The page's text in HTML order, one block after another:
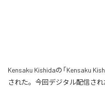
Kensaku Kishidaの「Kensaku
された。今回デジタル配信され